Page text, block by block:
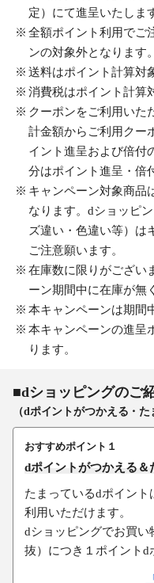
定）にて進呈いたしま
全額ポイント利用でご
ンの対象外となります。
送料はポイント計算対
消費税はポイント計算
クーポンをご利用いた
計金額からご利用クー
イント進呈および倍付
分はポイント進呈・倍
キャンペーン対象商品
なります。dショッピ
ズ違い・色違い等）は
ご注意願います。
在庫数に限りがござい
ーン期間中に在庫が無
本キャンペーンは期間
本キャンペーンの進呈
ります。
■dショッピングのご
（dポイントがつかえる・
おすすめポイント１
dポイントがつかえる＆
たまっているdポイン
利用いただけます。
dショッピングでお買い
抜）につき１ポイントd